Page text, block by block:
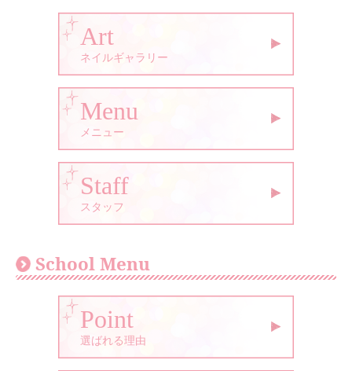
Art
ネイルギャラリー
Menu
メニュー
Staff
スタッフ
School Menu
Point
選ばれる理由